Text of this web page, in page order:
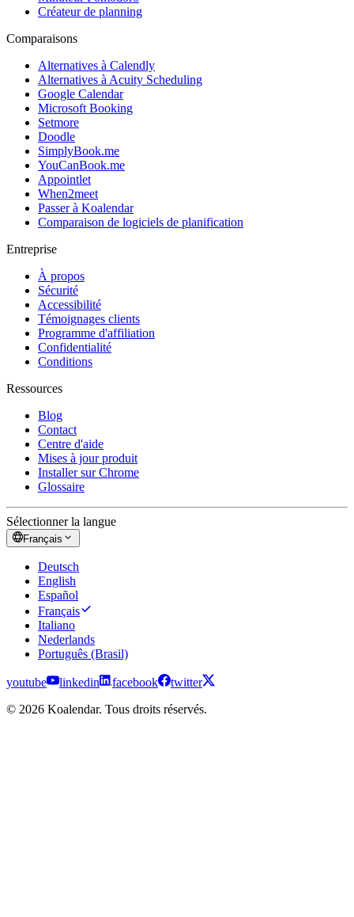
Créateur de planning
Comparaisons
Alternatives à Calendly
Alternatives à Acuity Scheduling
Google Calendar
Microsoft Booking
Setmore
Doodle
SimplyBook.me
YouCanBook.me
Appointlet
When2meet
Passer à Koalendar
Comparaison de logiciels de planification
Entreprise
À propos
Sécurité
Accessibilité
Témoignages clients
Programme d'affiliation
Confidentialité
Conditions
Ressources
Blog
Contact
Centre d'aide
Mises à jour produit
Installer sur Chrome
Glossaire
Sélectionner la langue
Français
Deutsch
English
Español
Français
Italiano
Nederlands
Português (Brasil)
youtube linkedin facebook
twitter
© 2026 Koalendar. Tous droits réservés.